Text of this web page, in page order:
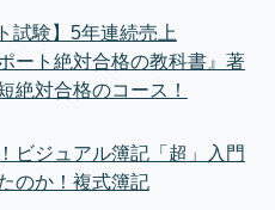
試験】5年連続売上
ート絶対合格の教科書』著
絶対合格のコース！
ビジュアル簿記「超」入門
のか！複式簿記